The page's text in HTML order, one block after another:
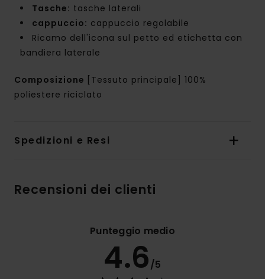
Tasche: tasche laterali
cappuccio: cappuccio regolabile
Ricamo dell'icona sul petto ed etichetta con
bandiera laterale
Composizione [Tessuto principale] 100%
poliestere riciclato
Spedizioni e Resi
Recensioni dei clienti
Punteggio medio
4.6/5